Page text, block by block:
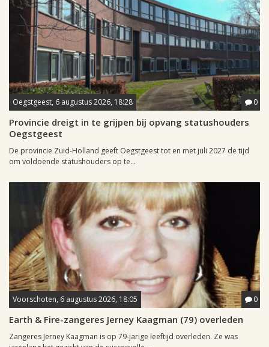
Oegstgeest, 6 augustus 2026, 18:28 0
Provincie dreigt in te grijpen bij opvang statushouders
Oegstgeest
De provincie Zuid-Holland geeft Oegstgeest tot en met juli 2027 de tijd
om voldoende statushouders op te...
Voorschoten, 6 augustus 2026, 18:05 0
Earth & Fire-zangeres Jerney Kaagman (79) overleden
Zangeres Jerney Kaagman is op 79-jarige leeftijd overleden. Ze was